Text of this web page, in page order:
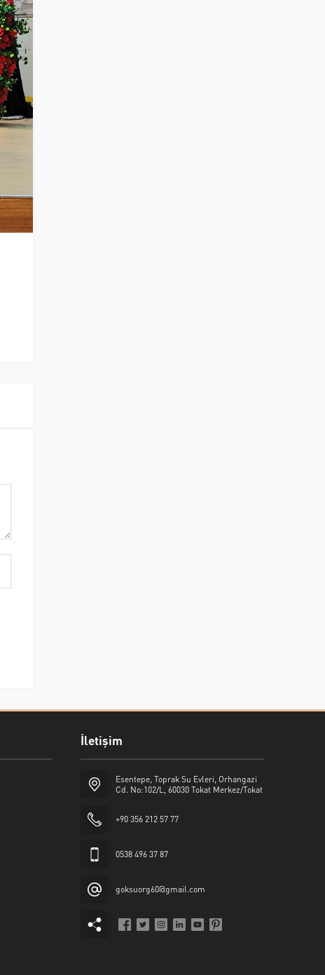
İletişim
Esentepe, Toprak Su Evleri, Orhangazi
Cd. No:102/L, 60030 Tokat Merkez/Tokat
+90 356 212 57 77
0538 496 37 87
goksuorg60@gmail.com